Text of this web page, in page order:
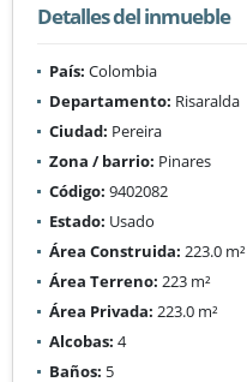
Detalles del inmueble
País: Colombia
Departamento: Risaralda
Ciudad: Pereira
Zona / barrio: Pinares
Código: 9402082
Estado: Usado
Área Construida: 223.0 m²
Área Terreno: 223 m²
Área Privada: 223.0 m²
Alcobas: 4
Baños: 5